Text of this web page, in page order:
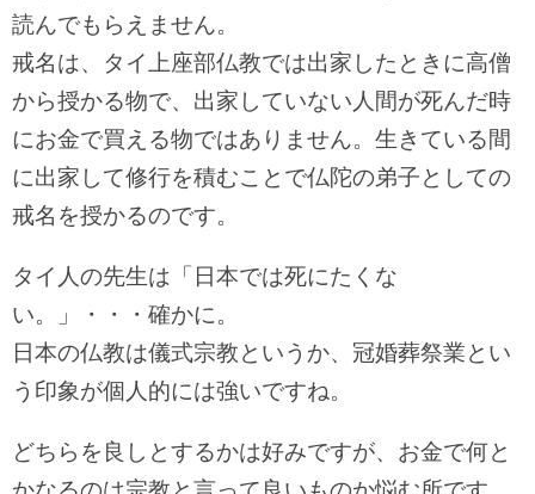
読んでもらえません。
戒名は、タイ上座部仏教では出家したときに高僧
から授かる物で、出家していない人間が死んだ時
にお金で買える物ではありません。生きている間
に出家して修行を積むことで仏陀の弟子としての
戒名を授かるのです。
タイ人の先生は「日本では死にたくな
い。」・・・確かに。
日本の仏教は儀式宗教というか、冠婚葬祭業とい
う印象が個人的には強いですね。
どちらを良しとするかは好みですが、お金で何と